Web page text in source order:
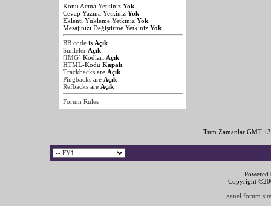
Konu Acma Yetkiniz Yok
Cevap Yazma Yetkiniz Yok
Eklenti Yükleme Yetkiniz Yok
Mesajınızı Değiştirme Yetkiniz Yok
BB code is Açık
Smileler Açık
[IMG] Kodları Açık
HTML-Kodu Kapalı
Trackbacks are Açık
Pingbacks are Açık
Refbacks are Açık
Forum Rules
Tüm Zamanlar GMT
Copyright
genel forum